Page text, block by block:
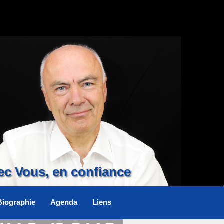
Vous, en confiance
Agenda Liens